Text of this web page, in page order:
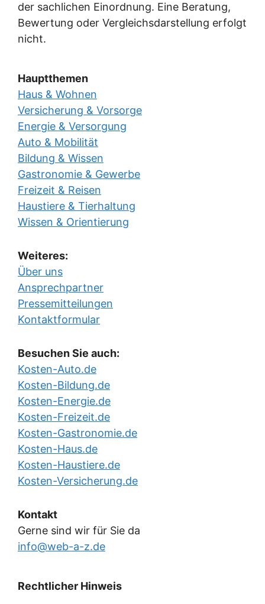
der sachlichen Einordnung. Eine Beratung,
Bewertung oder Vergleichsdarstellung erfolgt
nicht.
Hauptthemen
Haus & Wohnen
Versicherung & Vorsorge
Energie & Versorgung
Auto & Mobilität
Bildung & Wissen
Gastronomie & Gewerbe
Freizeit & Reisen
Haustiere & Tierhaltung
Wissen & Orientierung
Weiteres:
Über uns
Ansprechpartner
Pressemitteilungen
Kontaktformular
Besuchen Sie auch:
Kosten-Auto.de
Kosten-Bildung.de
Kosten-Energie.de
Kosten-Freizeit.de
Kosten-Gastronomie.de
Kosten-Haus.de
Kosten-Haustiere.de
Kosten-Versicherung.de
Kontakt
Gerne sind wir für Sie da
info@web-a-z.de
Rechtlicher Hinweis